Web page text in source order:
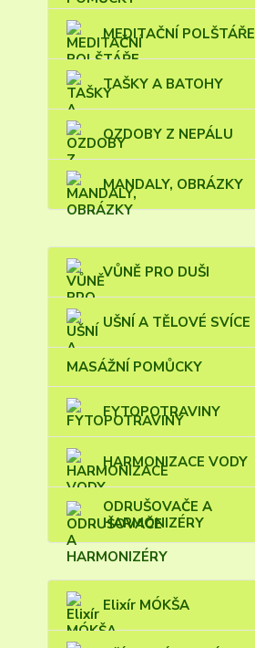
MEDITAČNÍ POLŠTÁŘE
TAŠKY A BATOHY
OZDOBY Z NEPÁLU
MANDALY, OBRÁZKY
VŮNĚ PRO DUŠI
UŠNÍ A TĚLOVÉ SVÍCE
MASÁŽNÍ POMŮCKY
FYTOPOTRAVINY
HARMONIZACE VODY
ODRUŠOVAČE A
HARMONIZÉRY
Elixír MÓKŠA